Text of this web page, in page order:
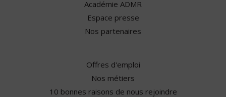
Académie ADMR
Espace presse
Nos partenaires
Offres d'emploi
Nos métiers
10 bonnes raisons de nous rejoindre